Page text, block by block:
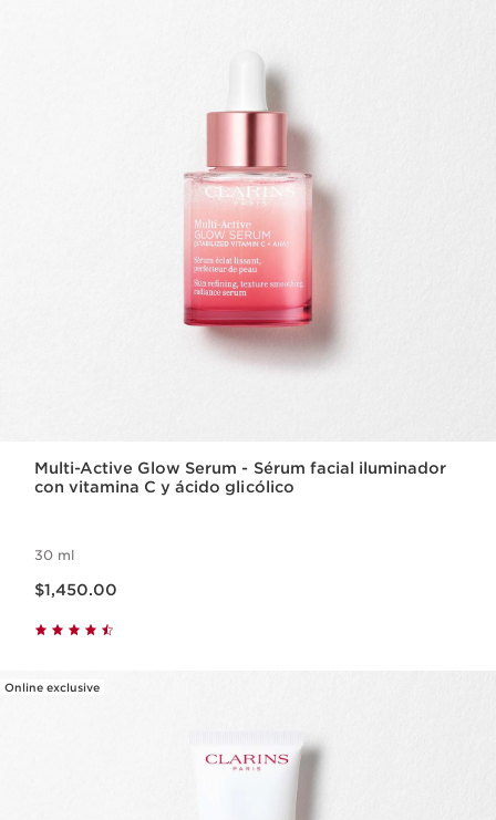
Multi-Active Glow Serum - Sérum facial iluminador
con vitamina C y ácido glicólico
30 ml
$1,450.00
Online exclusive